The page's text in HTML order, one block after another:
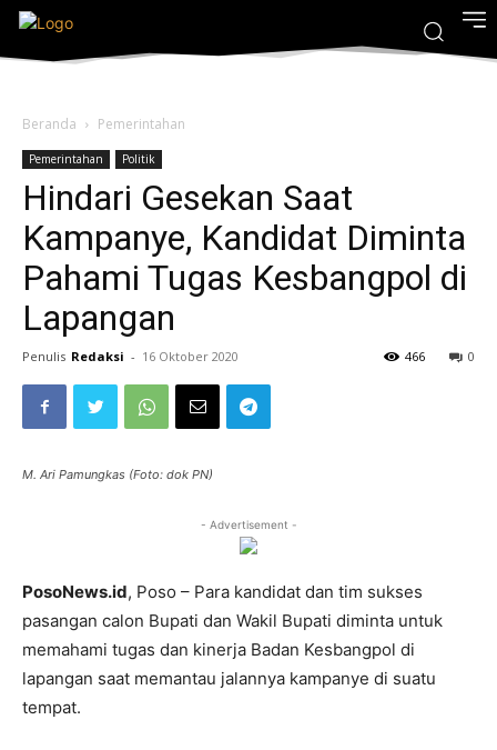
Beranda Pemerintahan
Pemerintahan Politik
Hindari Gesekan Saat
Kampanye, Kandidat Diminta
Pahami Tugas Kesbangpol di
Lapangan
Penulis Redaksi - 16 Oktober 2020 0
466
M. Ari Pamungkas (Foto: dok PN)
- Advertisement -
PosoNews.id, Poso – Para kandidat dan tim sukses
pasangan calon Bupati dan Wakil Bupati diminta untuk
memahami tugas dan kinerja Badan Kesbangpol di
lapangan saat memantau jalannya kampanye di suatu
tempat.